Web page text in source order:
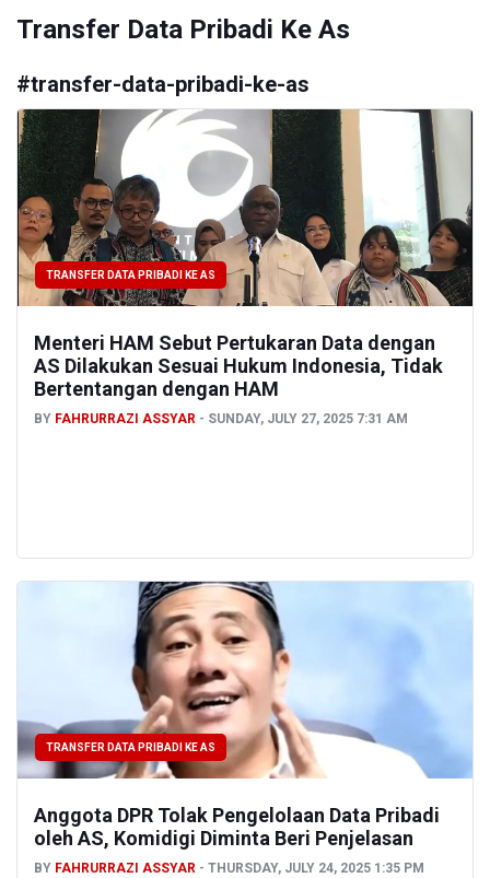
Transfer Data Pribadi Ke As
#transfer-data-pribadi-ke-as
TRANSFER DATA PRIBADI KE AS
Menteri HAM Sebut Pertukaran Data dengan
AS Dilakukan Sesuai Hukum Indonesia, Tidak
Bertentangan dengan HAM
BY FAHRURRAZI ASSYAR SUNDAY, JULY 27, 2025 7:31 AM
TRANSFER DATA PRIBADI KE AS
Anggota DPR Tolak Pengelolaan Data Pribadi
oleh AS, Komidigi Diminta Beri Penjelasan
BY FAHRURRAZI ASSYAR THURSDAY, JULY 24, 2025 1:35 PM